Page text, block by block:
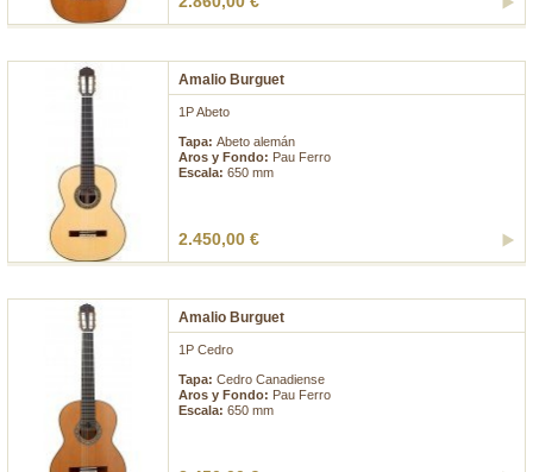
Amalio Burguet
1P Abeto
Tapa: Abeto alemán
Aros y Fondo: Pau Ferro
Escala: 650 mm
2.450,00 €
Amalio Burguet
1P Cedro
Tapa: Cedro Canadiense
Aros y Fondo: Pau Ferro
Escala: 650 mm